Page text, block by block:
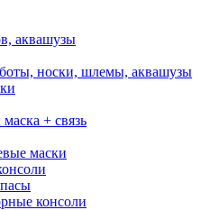
аквашузы
носки, шлемы, аквашузы
+ связь
маски
консоли